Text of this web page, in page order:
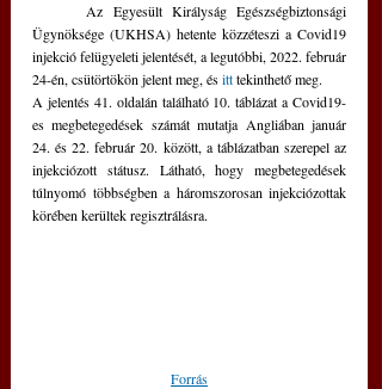
Ügynöksége (UKHSA) hetente közzéteszi a Covid19
injekció felügyeleti jelentését, a legutóbbi, 2022. február
24-én, csütörtökön jelent meg, és itt tekinthető meg.
A jelentés 41. oldalán található 10. táblázat a Covid19-
es megbetegedések számát mutatja Angliában január
24. és 22. február 20. között, a táblázatban szerepel az
injekciózott státusz. Látható, hogy megbetegedések
túlnyomó többségben a háromszorosan injekciózottak
körében kerültek regisztrálásra.
Forrás